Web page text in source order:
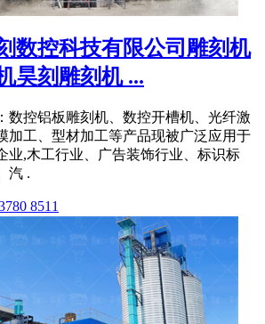
数控科技有限公司雕刻机
昊刻雕刻机 ...
数控铝板雕刻机、数控开槽机、光纤激
加工、型材加工等产品现被广泛应用于
业,木工行业、广告装饰行业、标识标
汽 .
8511